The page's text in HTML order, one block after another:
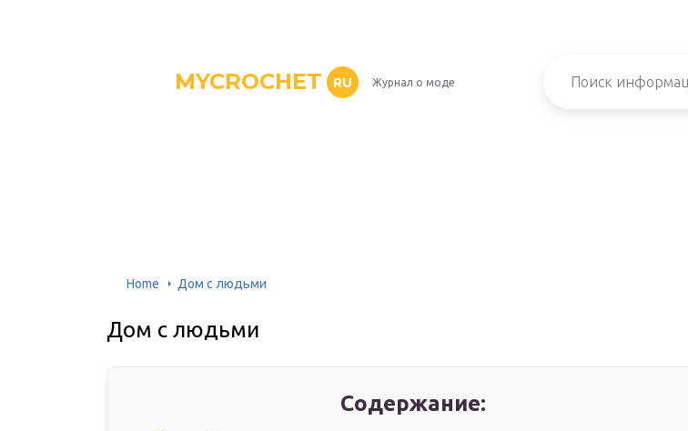
MYCROCHET RU Журнал о моде
Home Дом с людьми
Дом с людьми
Содержание: